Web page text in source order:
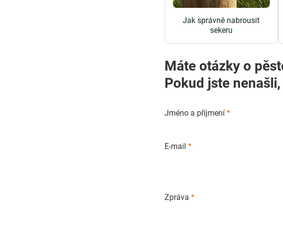
Jak správně nabrousit
sekeru
Máte otázky o
Pokud jste
Jméno a příjmení*
E-mail*
Zpráva*